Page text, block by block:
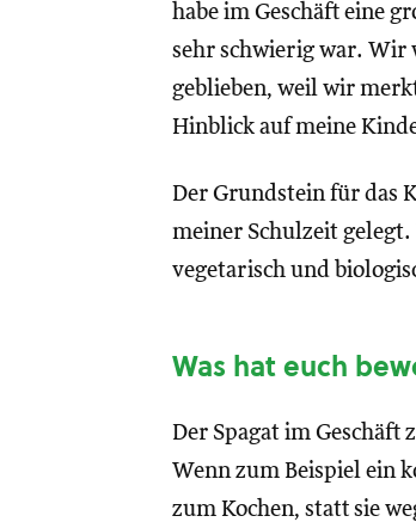
habe im Geschäft eine
sehr schwierig war. Wir
geblieben, weil wir
Hinblick auf meine
Der Grundstein für das
meiner Schulzeit
vegetarisch und
Was hat euch
Der Spagat im Geschäft
Wenn zum Beispiel ein
zum Kochen, statt sie